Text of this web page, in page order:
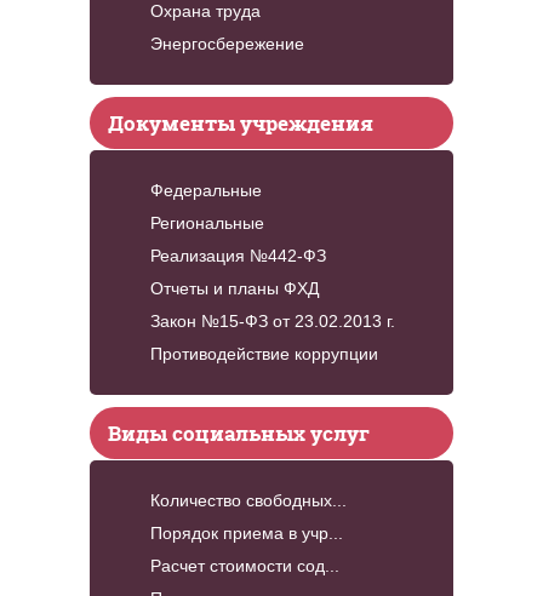
Охрана труда
Энергосбережение
Документы учреждения
Федеральные
Региональные
Реализация №442-ФЗ
Отчеты и планы ФХД
Закон №15-ФЗ от 23.02.2013 г.
Противодействие коррупции
Виды социальных услуг
Количество свободных...
Порядок приема в учр...
Расчет стоимости сод...